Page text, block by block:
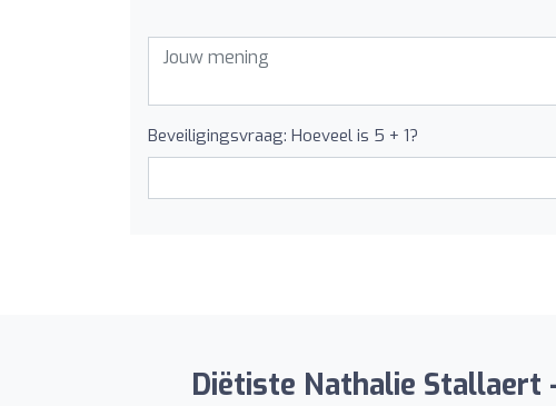
Beveiligingsvraag: Hoeveel is 5 + 1?
Diëtiste Nathalie Stallaert